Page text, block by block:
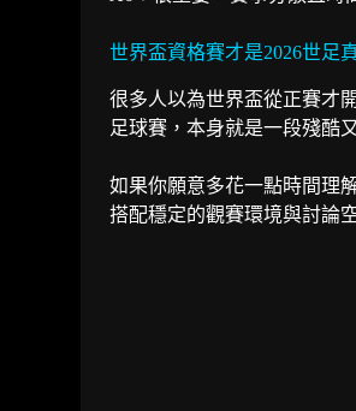
世界盃資格賽才是2026世足
很多人以為世界盃從正賽才
足球賽，本身就是一段殘酷
如果你願意多花一點時間理
搭配穩定的觀賽環境與討論